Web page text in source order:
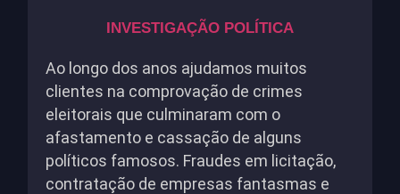
INVESTIGAÇÃO POLÍTICA
Ao longo dos anos ajudamos muitos
clientes na comprovação de crimes
eleitorais que culminaram com o
afastamento e cassação de alguns
políticos famosos. Fraudes em licitação,
contratação de empresas fantasmas e